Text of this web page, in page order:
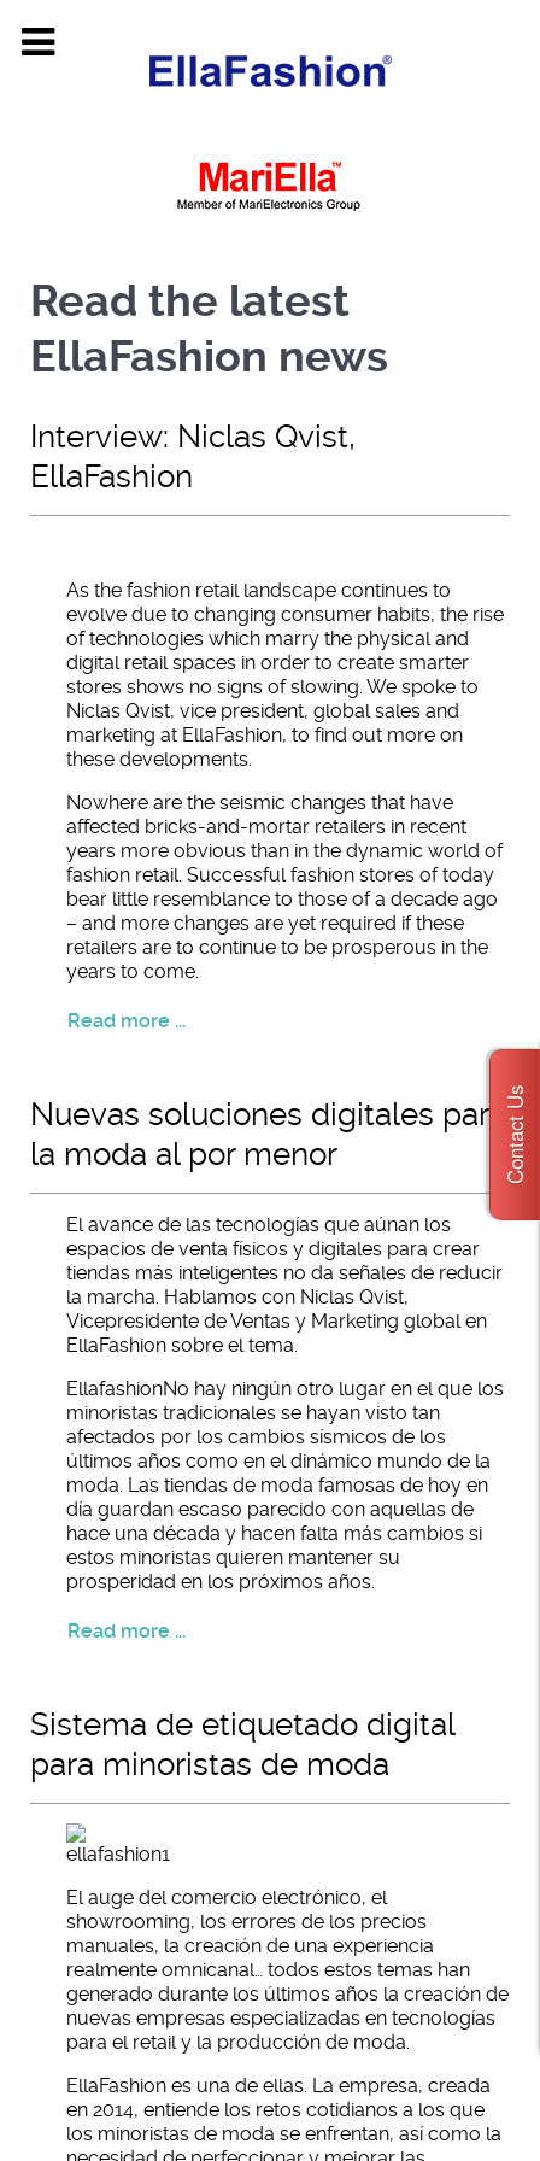
Read the latest
EllaFashion news
Interview: Niclas Qvist,
EllaFashion
As the fashion retail landscape continues to
evolve due to changing consumer habits, the rise
of technologies which marry the physical and
digital retail spaces in order to create smarter
stores shows no signs of slowing. We spoke to
Niclas Qvist, vice president, global sales and
marketing at EllaFashion, to find out more on
these developments.
Nowhere are the seismic changes that have
affected bricks-and-mortar retailers in recent
years more obvious than in the dynamic world of
fashion retail. Successful fashion stores of today
bear little resemblance to those of a decade ago
– and more changes are yet required if these
retailers are to continue to be prosperous in the
years to come.
Read more ...
Nuevas soluciones digitales para
la moda al por menor
El avance de las tecnologías que aúnan los
espacios de venta físicos y digitales para crear
tiendas más inteligentes no da señales de reducir
la marcha. Hablamos con Niclas Qvist,
Vicepresidente de Ventas y Marketing global en
EllaFashion sobre el tema.
EllafashionNo hay ningún otro lugar en el que los
minoristas tradicionales se hayan visto tan
afectados por los cambios sísmicos de los
últimos años como en el dinámico mundo de la
moda. Las tiendas de moda famosas de hoy en
día guardan escaso parecido con aquellas de
hace una década y hacen falta más cambios si
estos minoristas quieren mantener su
prosperidad en los próximos años.
Read more ...
Sistema de etiquetado digital
para minoristas de moda
El auge del comercio electrónico, el
showrooming, los errores de los precios
manuales, la creación de una experiencia
realmente omnicanal… todos estos temas han
generado durante los últimos años la creación de
nuevas empresas especializadas en tecnologías
para el retail y la producción de moda.
EllaFashion es una de ellas. La empresa, creada
en 2014, entiende los retos cotidianos a los que
los minoristas de moda se enfrentan, así como la
Contact Us